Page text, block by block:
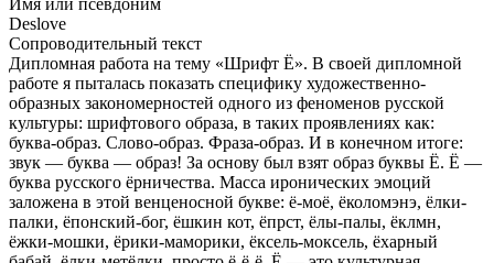
Имя или псевдоним
Deslove
Сопроводительный текст
Дипломная работа на тему «Шрифт Ё». В своей дипломной
работе я пыталась показать специфику художественно-
образных закономерностей одного из феноменов русской
культуры: шрифтового образа, в таких проявлениях как:
буква-образ. Слово-образ. Фраза-образ. И в конечном итоге:
звук — буква — образ! За основу был взят образ буквы Ё. Ё —
буква русского ёрничества. Масса иронических эмоций
заложена в этой венценосной букве: ё-моё, ёколомэнэ, ёлки-
палки, ёпонский-бог, ёшкин кот, ёпрст, ёлы-палы, ёклмн,
ёжки-мошки, ёрики-маморики, ёксель-моксель, ёхарный